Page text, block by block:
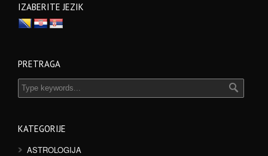
IZABERITE JEZIK
PRETRAGA
KATEGORIJE
ASTROLOGIJA